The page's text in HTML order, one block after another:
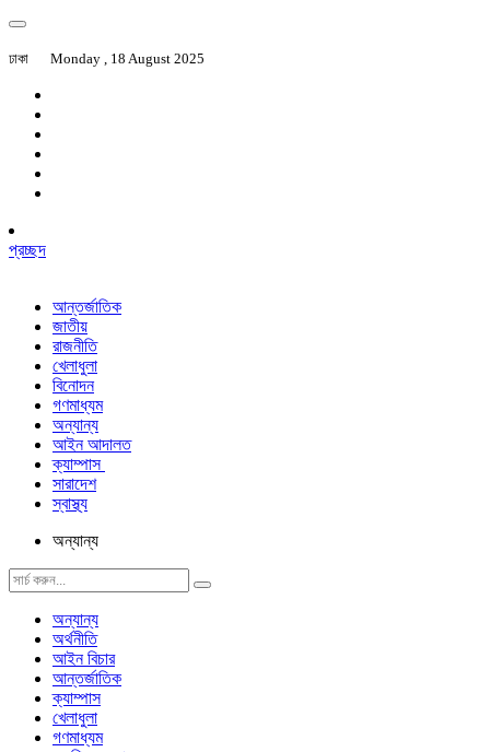
ঢাকা Monday , 18 August 2025
প্রচ্ছদ
আন্তর্জাতিক
জাতীয়
রাজনীতি
খেলাধুলা
বিনোদন
গণমাধ্যম
অন্যান্য
আইন আদালত
ক্যাম্পাস
সারাদেশ
স্বাস্থ্য
অন্যান্য
অন্যান্য
অর্থনীতি
আইন বিচার
আন্তর্জাতিক
ক্যাম্পাস
খেলাধুলা
গণমাধ্যম